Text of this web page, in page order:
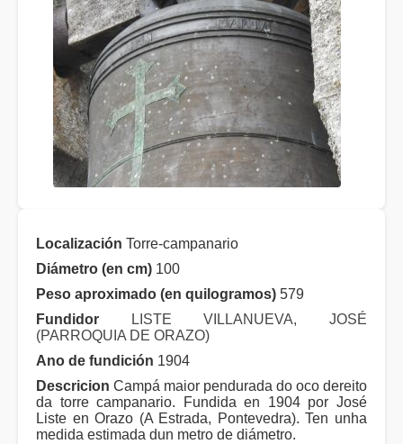
Localización Torre-campanario
Diámetro (en cm) 100
Peso aproximado (en quilogramos) 579
Fundidor
LISTE VILLANUEVA, JOSÉ
(PARROQUIA DE ORAZO)
Ano de fundición 1904
Descricion Campá maior pendurada do oco dereito
da torre campanario. Fundida en 1904 por José
Liste en Orazo (A Estrada, Pontevedra). Ten unha
medida estimada dun metro de diámetro.